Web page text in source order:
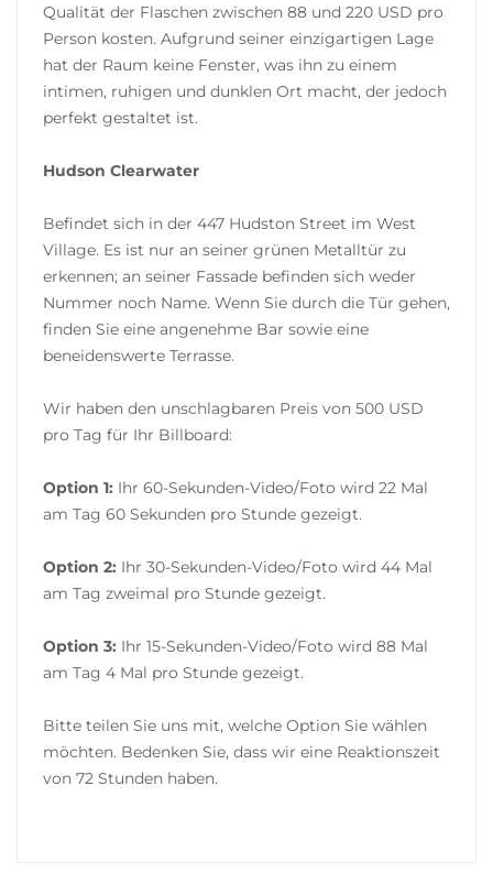
Qualität der Flaschen zwischen 88 und 220 USD pro
Person kosten. Aufgrund seiner einzigartigen Lage
hat der Raum keine Fenster, was ihn zu einem
intimen, ruhigen und dunklen Ort macht, der jedoch
perfekt gestaltet ist.
Hudson Clearwater
Befindet sich in der 447 Hudston Street im West
Village. Es ist nur an seiner grünen Metalltür zu
erkennen; an seiner Fassade befinden sich weder
Nummer noch Name. Wenn Sie durch die Tür gehen,
finden Sie eine angenehme Bar sowie eine
beneidenswerte Terrasse.
Wir haben den unschlagbaren Preis von 500 USD
pro Tag für Ihr Billboard:
Option 1: Ihr 60-Sekunden-Video/Foto wird 22 Mal
am Tag 60 Sekunden pro Stunde gezeigt.
Option 2: Ihr 30-Sekunden-Video/Foto wird 44 Mal
am Tag zweimal pro Stunde gezeigt.
Option 3: Ihr 15-Sekunden-Video/Foto wird 88 Mal
am Tag 4 Mal pro Stunde gezeigt.
Bitte teilen Sie uns mit, welche Option Sie wählen
möchten. Bedenken Sie, dass wir eine Reaktionszeit
von 72 Stunden haben.